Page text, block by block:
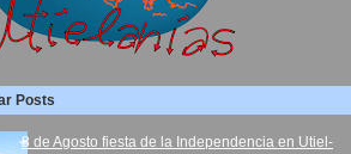
Posts
8 de Agosto fiesta de la Independencia en Utiel-